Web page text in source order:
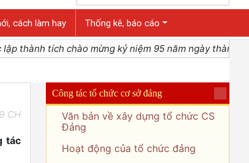
cách làm hay Thống kê, báo cáo
tích chào mừng kỷ niệm 95 năm ngày thành
CH
tác
Công tác tổ chức cơ sở đảng
Văn bản về xây dựng tổ chức CS
Đảng
Hoạt động của tổ chức đảng